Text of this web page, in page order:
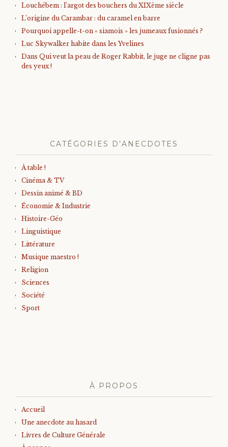
Louchébem : l’argot des bouchers du XIXème siècle
L’origine du Carambar : du caramel en barre
Pourquoi appelle-t-on « siamois » les jumeaux fusionnés ?
Luc Skywalker habite dans les Yvelines
Dans Qui veut la peau de Roger Rabbit, le juge ne cligne pas
des yeux !
CATÉGORIES D’ANECDOTES
À table !
Cinéma & TV
Dessin animé & BD
Économie & Industrie
Histoire-Géo
Linguistique
Littérature
Musique maestro !
Religion
Sciences
Société
Sport
À PROPOS
Accueil
Une anecdote au hasard
Livres de Culture Générale